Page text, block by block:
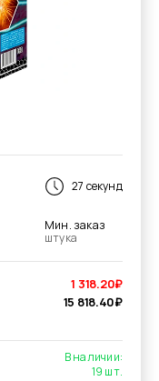
27 секунд
Мин. заказ
штука
1 318.20₽
15 818.40₽
В наличии:
19 шт.